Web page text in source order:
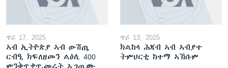
ጥሪ 17, 2025
ኣብ ኢትዮጵያ ኣብ ውሽጢ
ርብዒ ክፍለዘመን ልዕሊ 400
ጥሪ 13, 2025
ክልከላ ሕጃብ ኣብ ኣብያተ
ትምህርቲ ከተማ ኣኽሱም